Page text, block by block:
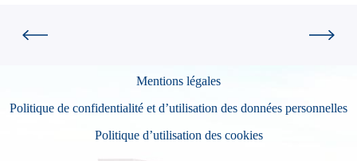
Mentions légales
Politique de confidentialité et d’utilisation des données personnelles
Politique d’utilisation des cookies